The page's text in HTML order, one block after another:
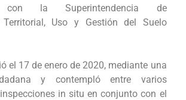
con la Superintendencia de
Territorial, Uso y Gestión del Suelo
el 17 de enero de 2020, mediante una
y contempló entre varios
in situ en conjunto con el